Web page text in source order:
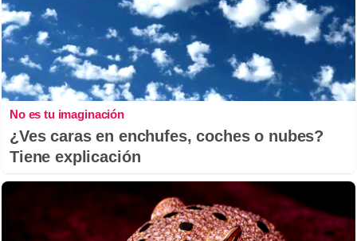
No es tu imaginación
¿Ves caras en enchufes, coches o nubes?
Tiene explicación